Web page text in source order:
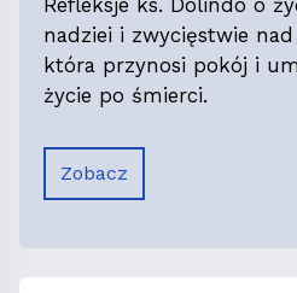
Refleksje ks. Dolindo o
nadziei i zwycięstwie
która przynosi pokój i
życie po śmierci.
Zobacz